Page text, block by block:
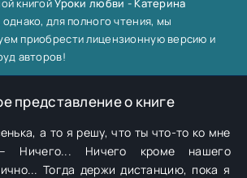
книгойУроки любви - Катерина
однако, для полного чтения, мы
приобрести лицензионную версию и
авторов!
представление о книге
а то я решу, что ты что-то ко мне